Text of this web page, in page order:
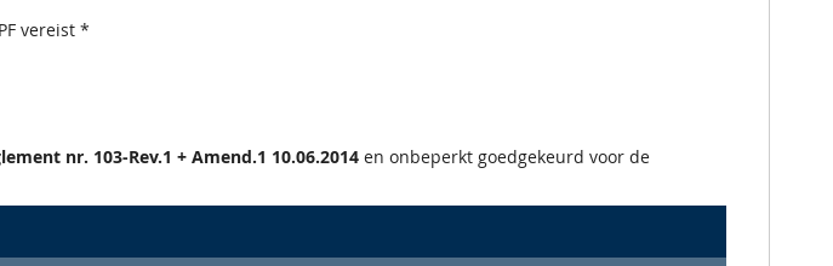
vereist *
nr. 103-Rev.1 + Amend.1 10.06.2014 en onbeperkt goedgekeurd voor de